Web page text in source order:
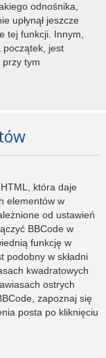
odnośnika,
upłynął jeszcze
tej funkcji. Innym,
początek, jest
tym
która daje
elementów w
od ustawień
BBCode w
funkcję w
podobny w składni
kwadratowych
ostrych
zapoznaj się
posta po kliknięciu